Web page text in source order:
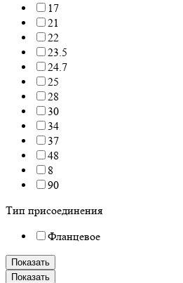
17
21
22
23.5
24.7
25
28
30
34
37
48
8
90
Тип присоединения
Фланцевое
Показать
Показать